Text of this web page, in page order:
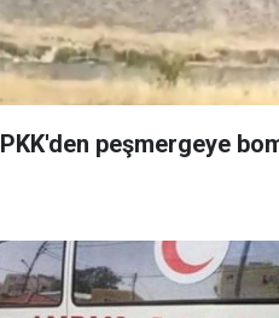
PKK'den peşmergeye